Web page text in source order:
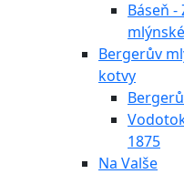
Báseň -
Bergerův
kotvy
1875
Na Valše